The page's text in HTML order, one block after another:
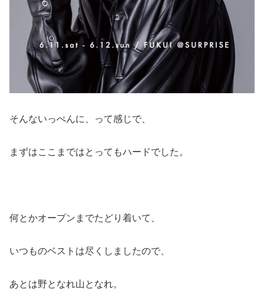
そんないっぺんに、って感じで、
まずはここまではとってもハードでした。
何とかオープンまでたどり着いて、
いつものベストは尽くしましたので、
あとは野となれ山となれ。